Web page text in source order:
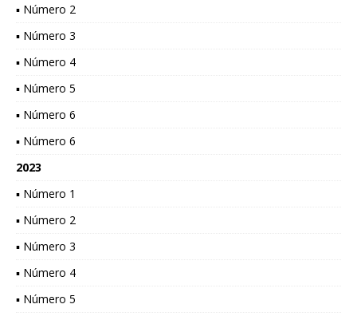
▪ Número 2
▪ Número 3
▪ Número 4
▪ Número 5
▪ Número 6
▪ Número 6
2023
▪ Número 1
▪ Número 2
▪ Número 3
▪ Número 4
▪ Número 5